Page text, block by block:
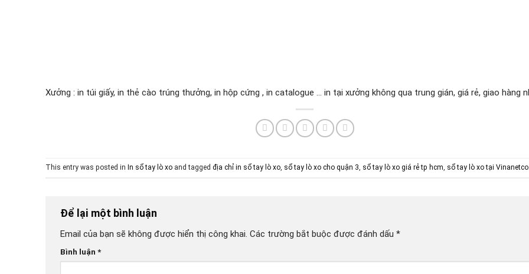
Xưởng : in túi giấy, in thẻ cào trúng thưởng, in hộp cứng , in catalogue ... in tại xưởng không qua trung gián, giá rẻ, giao hàng
This entry was posted in In sổ tay lò xo and tagged địa chỉ in sổ tay lò xo, sổ tay lò xo cho quận 3, sổ tay lò xo giá rẻ tp hcm, sổ tay lò xo tại Vinanetco
Để lại một bình luận
Email của bạn sẽ không được hiển thị công khai. Các trường bắt buộc được đánh dấu *
Bình luận *